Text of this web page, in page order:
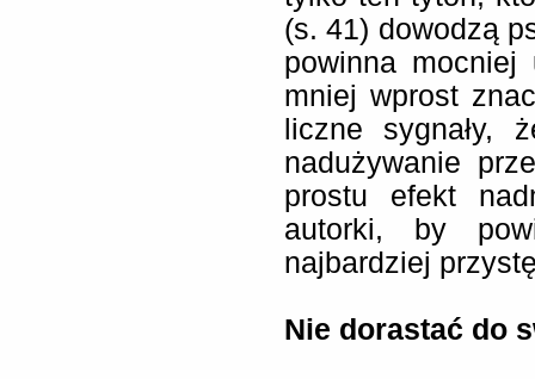
(s. 41) dowodzą
powinna
mniej wprost
liczne sygnały,
nadużywanie
prostu efekt
autorki, by
najbardziej
Nie dorastać do